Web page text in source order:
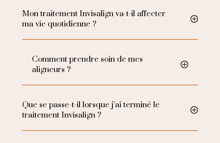
Mon traitement Invisalign va-t-il affecter
ma vie quotidienne ?
Comment prendre soin de mes
aligneurs ?
Que se passe-t-il lorsque j’ai terminé le
traitement Invisalign ?